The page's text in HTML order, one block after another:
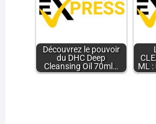
Découvrez le pouvoir
du DHC Deep
Cleansing Oil 70ml…
ML :